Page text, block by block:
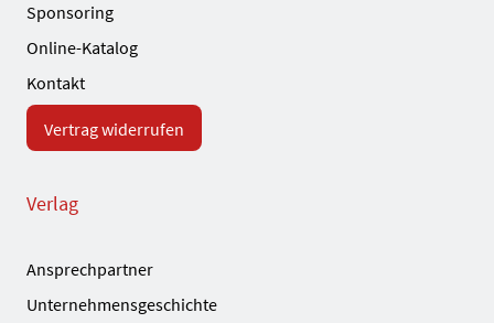
Sponsoring
Online-Katalog
Kontakt
Vertrag widerrufen
Verlag
Ansprechpartner
Unternehmensgeschichte